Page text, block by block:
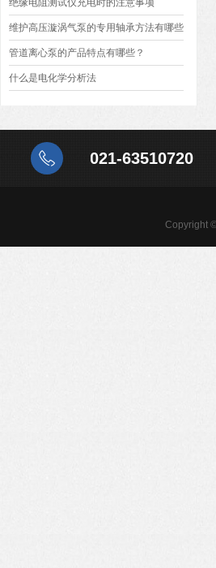
绝缘电阻测试仪充电时的注意事项
维护高压漩涡气泵的专用轴承方法有哪些
管道离心泵的产品特点有哪些？
什么是电化学分析法
021-63510720
Copyright